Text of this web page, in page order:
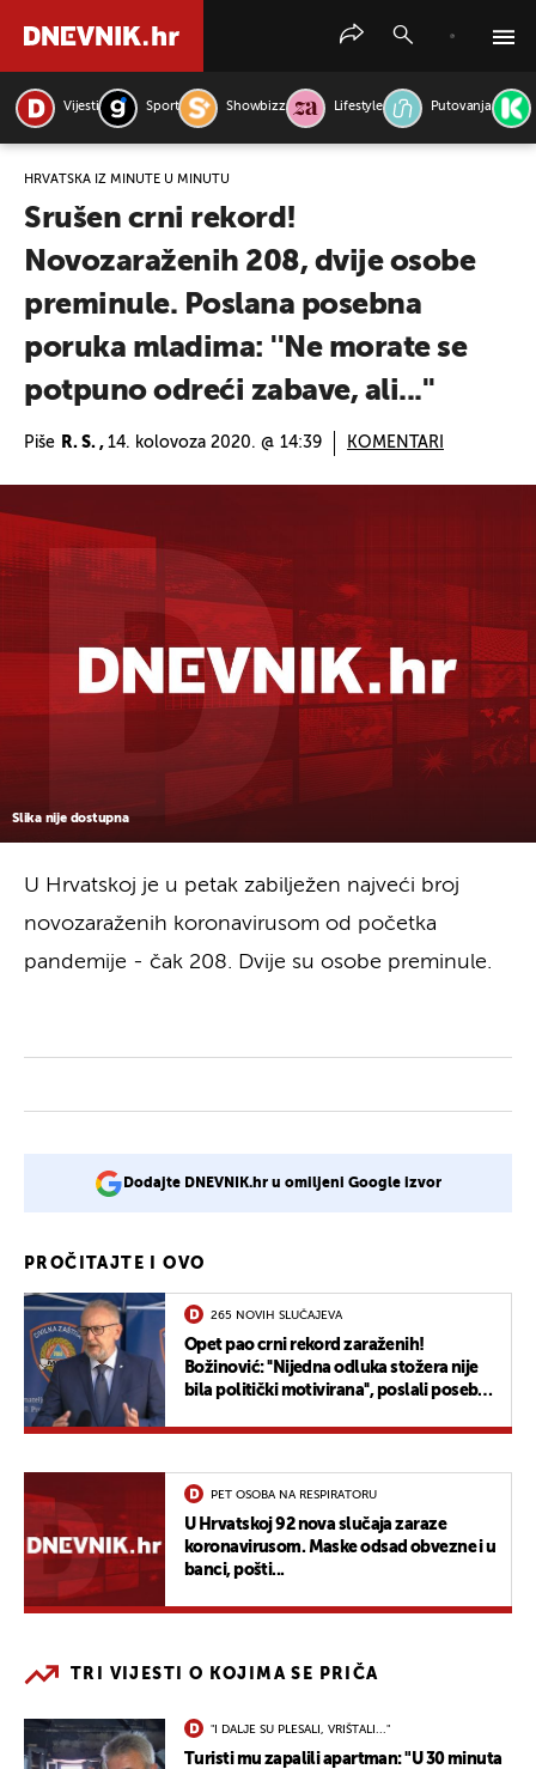
Vijesti Sport Showbizz Lifestyle Putovanja
HRVATSKA IZ MINUTE U MINUTU
Srušen crni rekord!
Novozaraženih 208, dvije osobe
preminule. Poslana posebna
poruka mladima: ''Ne morate se
potpuno odreći zabave, ali...''
Piše R. S. , 14. kolovoza 2020. @ 14:39 KOMENTARI
Slika nije dostupna
U Hrvatskoj je u petak zabilježen najveći broj
novozaraženih koronavirusom od početka
pandemije - čak 208. Dvije su osobe preminule.
Dodajte DNEVNIK.hr u omiljeni Google izvor
PROČITAJTE I OVO
265 NOVIH SLUČAJEVA
Opet pao crni rekord zaraženih!
Božinović: ''Nijedna odluka stožera nije
bila politički motivirana'', poslali poseban
PET OSOBA NA RESPIRATORU
U Hrvatskoj 92 nova slučaja zaraze
koronavirusom. Maske odsad obvezne i u
banci, pošti...
TRI VIJESTI O KOJIMA SE PRIČA
"I DALJE SU PLESALI, VRIŠTALI..."
Turisti mu zapalili apartman: "U 30 minuta
PRETRAŽITE VIJESTI